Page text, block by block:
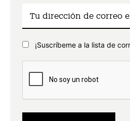
¡Suscríbeme a la lista de